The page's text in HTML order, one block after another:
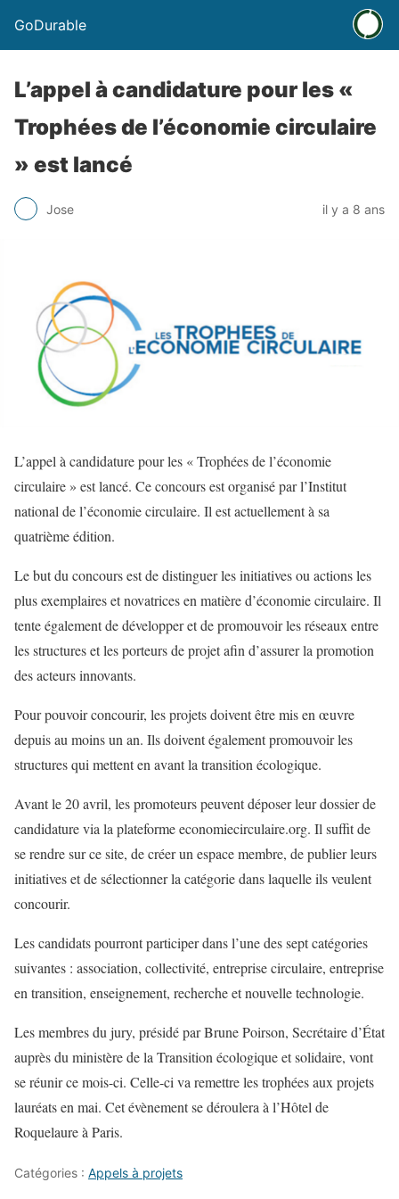
GoDurable
L’appel à candidature pour les «
Trophées de l’économie circulaire
» est lancé
Jose il y a 8 ans
L’appel à candidature pour les « Trophées de l’économie
circulaire » est lancé. Ce concours est organisé par l’Institut
national de l’économie circulaire. Il est actuellement à sa
quatrième édition.
Le but du concours est de distinguer les initiatives ou actions les
plus exemplaires et novatrices en matière d’économie circulaire. Il
tente également de développer et de promouvoir les réseaux entre
les structures et les porteurs de projet afin d’assurer la promotion
des acteurs innovants.
Pour pouvoir concourir, les projets doivent être mis en œuvre
depuis au moins un an. Ils doivent également promouvoir les
structures qui mettent en avant la transition écologique.
Avant le 20 avril, les promoteurs peuvent déposer leur dossier de
candidature via la plateforme economiecirculaire.org. Il suffit de
se rendre sur ce site, de créer un espace membre, de publier leurs
initiatives et de sélectionner la catégorie dans laquelle ils veulent
concourir.
Les candidats pourront participer dans l’une des sept catégories
suivantes : association, collectivité, entreprise circulaire, entreprise
en transition, enseignement, recherche et nouvelle technologie.
Les membres du jury, présidé par Brune Poirson, Secrétaire d’État
auprès du ministère de la Transition écologique et solidaire, vont
se réunir ce mois-ci. Celle-ci va remettre les trophées aux projets
lauréats en mai. Cet évènement se déroulera à l’Hôtel de
Roquelaure à Paris.
Catégories : Appels à projets